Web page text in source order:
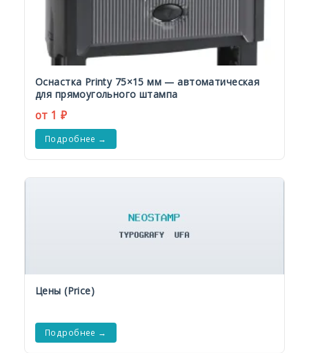
Оснастка Printy 75×15 мм — автоматическая
для прямоугольного штампа
от 1 ₽
Подробнее →
Цены (Price)
Подробнее →